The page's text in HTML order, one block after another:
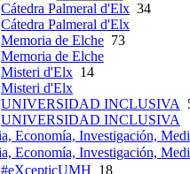
Cátedra Palmeral d'Elx 34
Cátedra Palmeral d'Elx
Memoria de Elche 73
Memoria de Elche
Misteri d'Elx 14
Misteri d'Elx
UNIVERSIDAD INCLUSIVA
UNIVERSIDAD INCLUSIVA
Economía, Investigación,
Economía, Investigación,
#eXcepticUMH 18